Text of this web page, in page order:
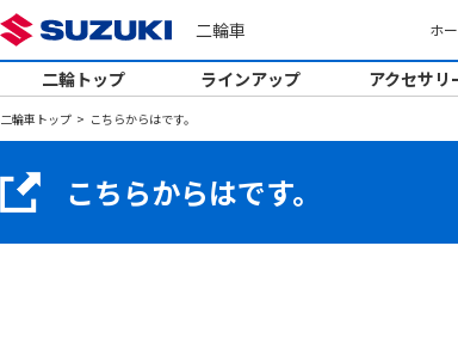
二輪車 ホ
二輪トップ ラインアップ アクセサリ
二輪車トップ こちらからはです。
こちらからはです。